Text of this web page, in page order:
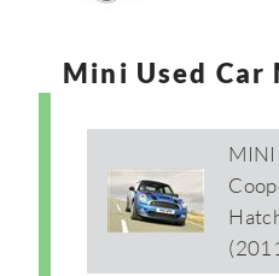
Mini Used Car